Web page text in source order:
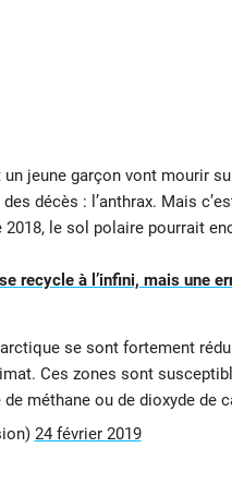
un jeune garçon vont mourir
décès : l’anthrax. Mais
2018, le sol polaire pourrait
recycle à l’infini, mais une
se sont fortement
Ces zones sont
méthane ou de dioxyde de
24 février 2019